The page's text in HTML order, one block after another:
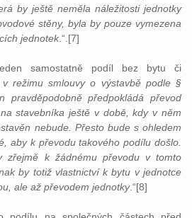
by ještě neměla náležitosti jednotky
stěny, byla by pouze vymezena
jednotek .“.[7]
samostatně podíl bez bytu či
v režimu smlouvy o výstavbě podle §
pravděpodobně předpokládá převod
stavebníka ještě v době, kdy v něm
nebude. Přesto bude s ohledem
aby k převodu takového podílu došlo.
zřejmě k žádnému převodu v tomto
by totiž vlastnictví k bytu v jednotce
ale až převodem jednotky.“[8]